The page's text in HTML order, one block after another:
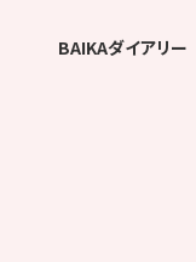
BAIKAダイアリー